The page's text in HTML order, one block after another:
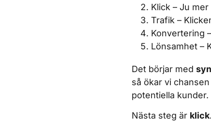
Klick – Ju
Trafik –
Konvertering
Lönsamhet –
Det börjar med
så ökar vi
potentiella kunder.
Nästa steg är klick